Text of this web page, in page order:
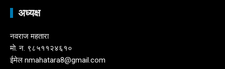
अध्यक्ष
नवराज महतारा
माे. न. ९८५११२४६१०
ईमेल nmahatara8@gmail.com